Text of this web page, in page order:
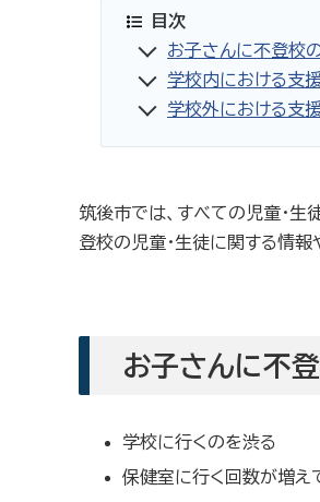
目次
お子さんに不登校
学校内における支
学校外における支
筑後市では、すべての児童・
登校の児童・生徒に関する情
お子さんに不
学校に行くのを渋る
保健室に行く回数が増え